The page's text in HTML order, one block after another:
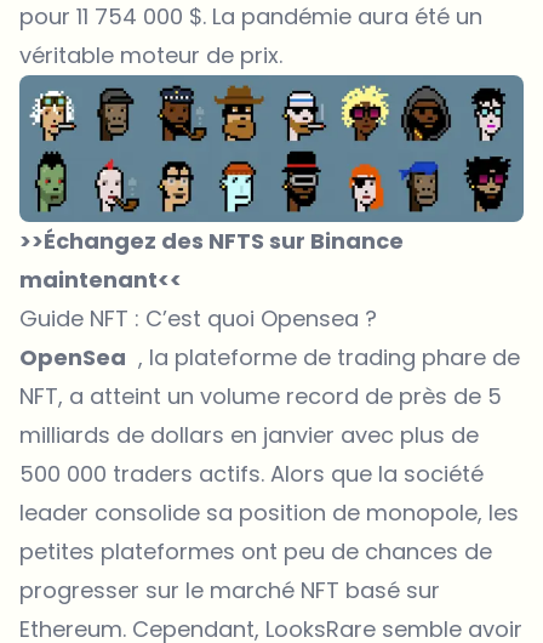
pour 11 754 000 $. La pandémie aura été un
véritable moteur de prix.
>>Échangez des NFTS sur Binance
maintenant<<
Guide NFT : C’est quoi Opensea ?
OpenSea , la plateforme de trading phare de
NFT, a atteint un volume record de près de 5
milliards de dollars en janvier avec plus de
500 000 traders actifs. Alors que la société
leader consolide sa position de monopole, les
petites plateformes ont peu de chances de
progresser sur le marché NFT basé sur
Ethereum. Cependant, LooksRare semble avoir